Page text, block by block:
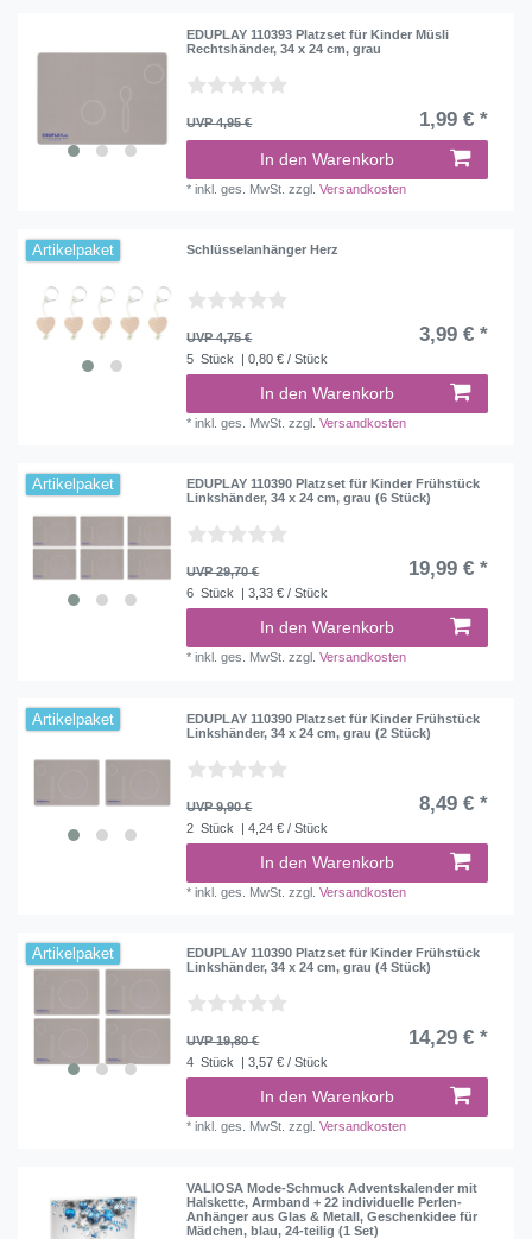
EDUPLAY 110393 Platzset für Kinder Müsli
Rechtshänder, 34 x 24 cm, grau
UVP 4,95 € 1,99 € *
In den Warenkorb
*inkl. ges. MwSt. zzgl.Versandkosten
Artikelpaket Schlüsselanhänger Herz
UVP 4,75 € 3,99 € *
5 Stück | 0,80 € / Stück
In den Warenkorb
*inkl. ges. MwSt. zzgl.Versandkosten
Artikelpaket
EDUPLAY 110390 Platzset für Kinder Frühstück
Linkshänder, 34 x 24 cm, grau (6 Stück)
UVP 29,70 € 19,99 € *
6 Stück | 3,33 € / Stück
In den Warenkorb
*inkl. ges. MwSt. zzgl.Versandkosten
Artikelpaket
EDUPLAY 110390 Platzset für Kinder Frühstück
Linkshänder, 34 x 24 cm, grau (2 Stück)
UVP 9,90 € 8,49 € *
2 Stück | 4,24 € / Stück
In den Warenkorb
*inkl. ges. MwSt. zzgl.Versandkosten
Artikelpaket
EDUPLAY 110390 Platzset für Kinder Frühstück
Linkshänder, 34 x 24 cm, grau (4 Stück)
UVP 19,80 € 14,29 € *
4 Stück | 3,57 € / Stück
In den Warenkorb
*inkl. ges. MwSt. zzgl.Versandkosten
VALIOSA Mode-Schmuck Adventskalender mit
Halskette, Armband + 22 individuelle Perlen-
Anhänger aus Glas & Metall, Geschenkidee für
Mädchen, blau, 24-teilig (1 Set)